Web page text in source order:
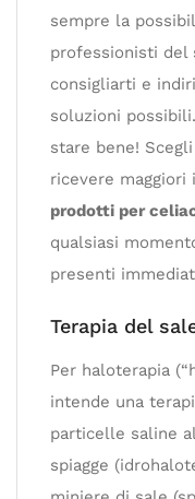
sempre la
professionisti del
consigliarti e
soluzioni
stare bene!
ricevere
prodotti per
qualsiasi
presenti
Terapia del
Per haloterapia
intende una
particelle saline
spiagge